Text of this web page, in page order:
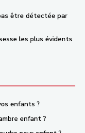
être détectée par
les plus évidents
enfants ?
enfant ?